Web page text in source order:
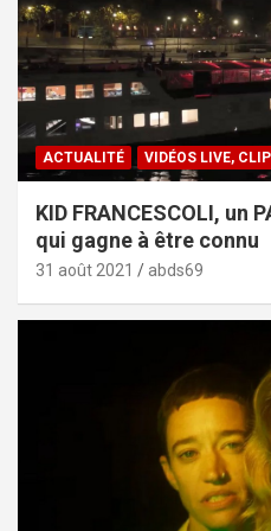
ACTUALITÉ VIDÉOS LIVE,
KID FRANCESCOLI, un
qui gagne à être connu
31 août 2021 abds69